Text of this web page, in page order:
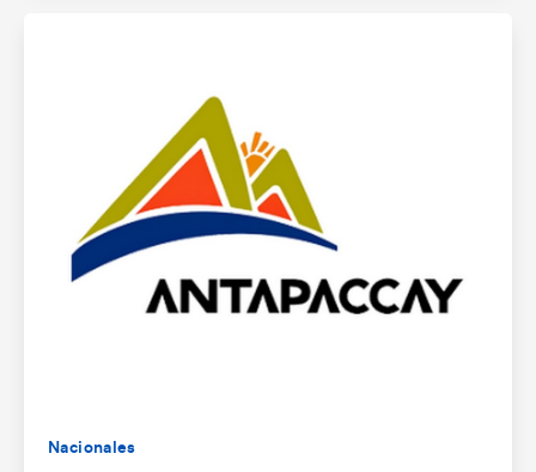
Nacionales